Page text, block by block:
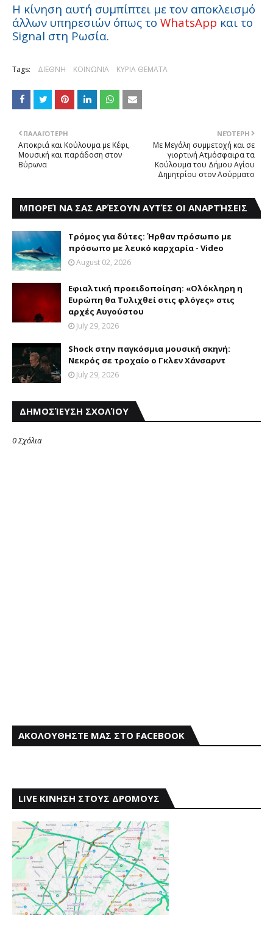
Η κίνηση αυτή συμπίπτει με τον αποκλεισμό
άλλων υπηρεσιών όπως το WhatsApp και το
Signal στη Ρωσία.
Tags: ΔΙΕΘΝΗ ΚΟΙΝΩΝΙΑ ΚΥΡΙΑ ΘΕΜΑΤΑ
ΝΕΌΤΕΡΗ
Mε Mεγάλη συμμετοχή και σε
γιορτινή Aτμόσφαιρα τα
Κούλουμα του Δήμου Αγίου
Δημητρίου στον Ασύρματο
ΠΑΛΑΙΌΤΕΡΗ
Aποκριά και Kούλουμα με Kέφι,
Mουσική και παράδοση στον
Βύρωνα
ΜΠΟΡΕΊ ΝΑ ΣΑΣ ΑΡΈΣΟΥΝ ΑΥΤΈΣ ΟΙ ΑΝΑΡΤΉΣΕΙΣ
Τρόμος για δύτες: Ήρθαν πρόσωπο με
πρόσωπο με λευκό καρχαρία - Video
August 02, 2026
Eφιαλτική προειδοποίηση: «Oλόκληρη η
Eυρώπη θα Tυλιχθεί στις φλόγες» στις
αρχές Aυγούστου
July 29, 2026
Shock στην παγκόσμια μουσική σκηνή:
Νεκρός σε τροχαίο ο Γκλεν Χάνσαρντ
July 29, 2026
ΔΗΜΟΣΊΕΥΣΗ ΣΧΟΛΊΟΥ
0 Σχόλια
ΑΚΟΛΟΥΘΗΣΤΕ ΜΑΣ ΣΤΟ FACEBOOK
LIVE ΚΙΝΗΣΗ ΣΤΟΥΣ ΔΡΟΜΟΥΣ